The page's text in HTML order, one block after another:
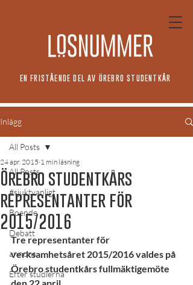
EN FRISTÅENDE DEL AV ÖREBRO STUDENTKÅR
Inlägg
All Posts
#sjuktvanligt
Boende
Debatt
annons
Efter studierna
All Posts
Örebro studentkårs
representanter för
2015/2016
24 apr. 2015 1 min läsning
Tre representanter för
verksamhetsåret 2015/2016 valdes på
Örebro studentkårs fullmäktigemöte